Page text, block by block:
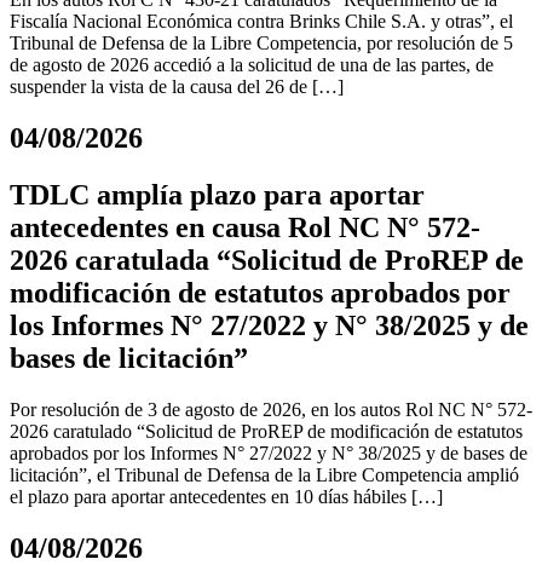
Fiscalía Nacional Económica contra Brinks Chile S.A. y otras”, el
Tribunal de Defensa de la Libre Competencia, por resolución de 5
de agosto de 2026 accedió a la solicitud de una de las partes, de
suspender la vista de la causa del 26 de […]
04/08/2026
TDLC amplía plazo para aportar
antecedentes en causa Rol NC N° 572-
2026 caratulada “Solicitud de ProREP de
modificación de estatutos aprobados por
los Informes N° 27/2022 y N° 38/2025 y de
bases de licitación”
Por resolución de 3 de agosto de 2026, en los autos Rol NC N° 572-
2026 caratulado “Solicitud de ProREP de modificación de estatutos
aprobados por los Informes N° 27/2022 y N° 38/2025 y de bases de
licitación”, el Tribunal de Defensa de la Libre Competencia amplió
el plazo para aportar antecedentes en 10 días hábiles […]
04/08/2026